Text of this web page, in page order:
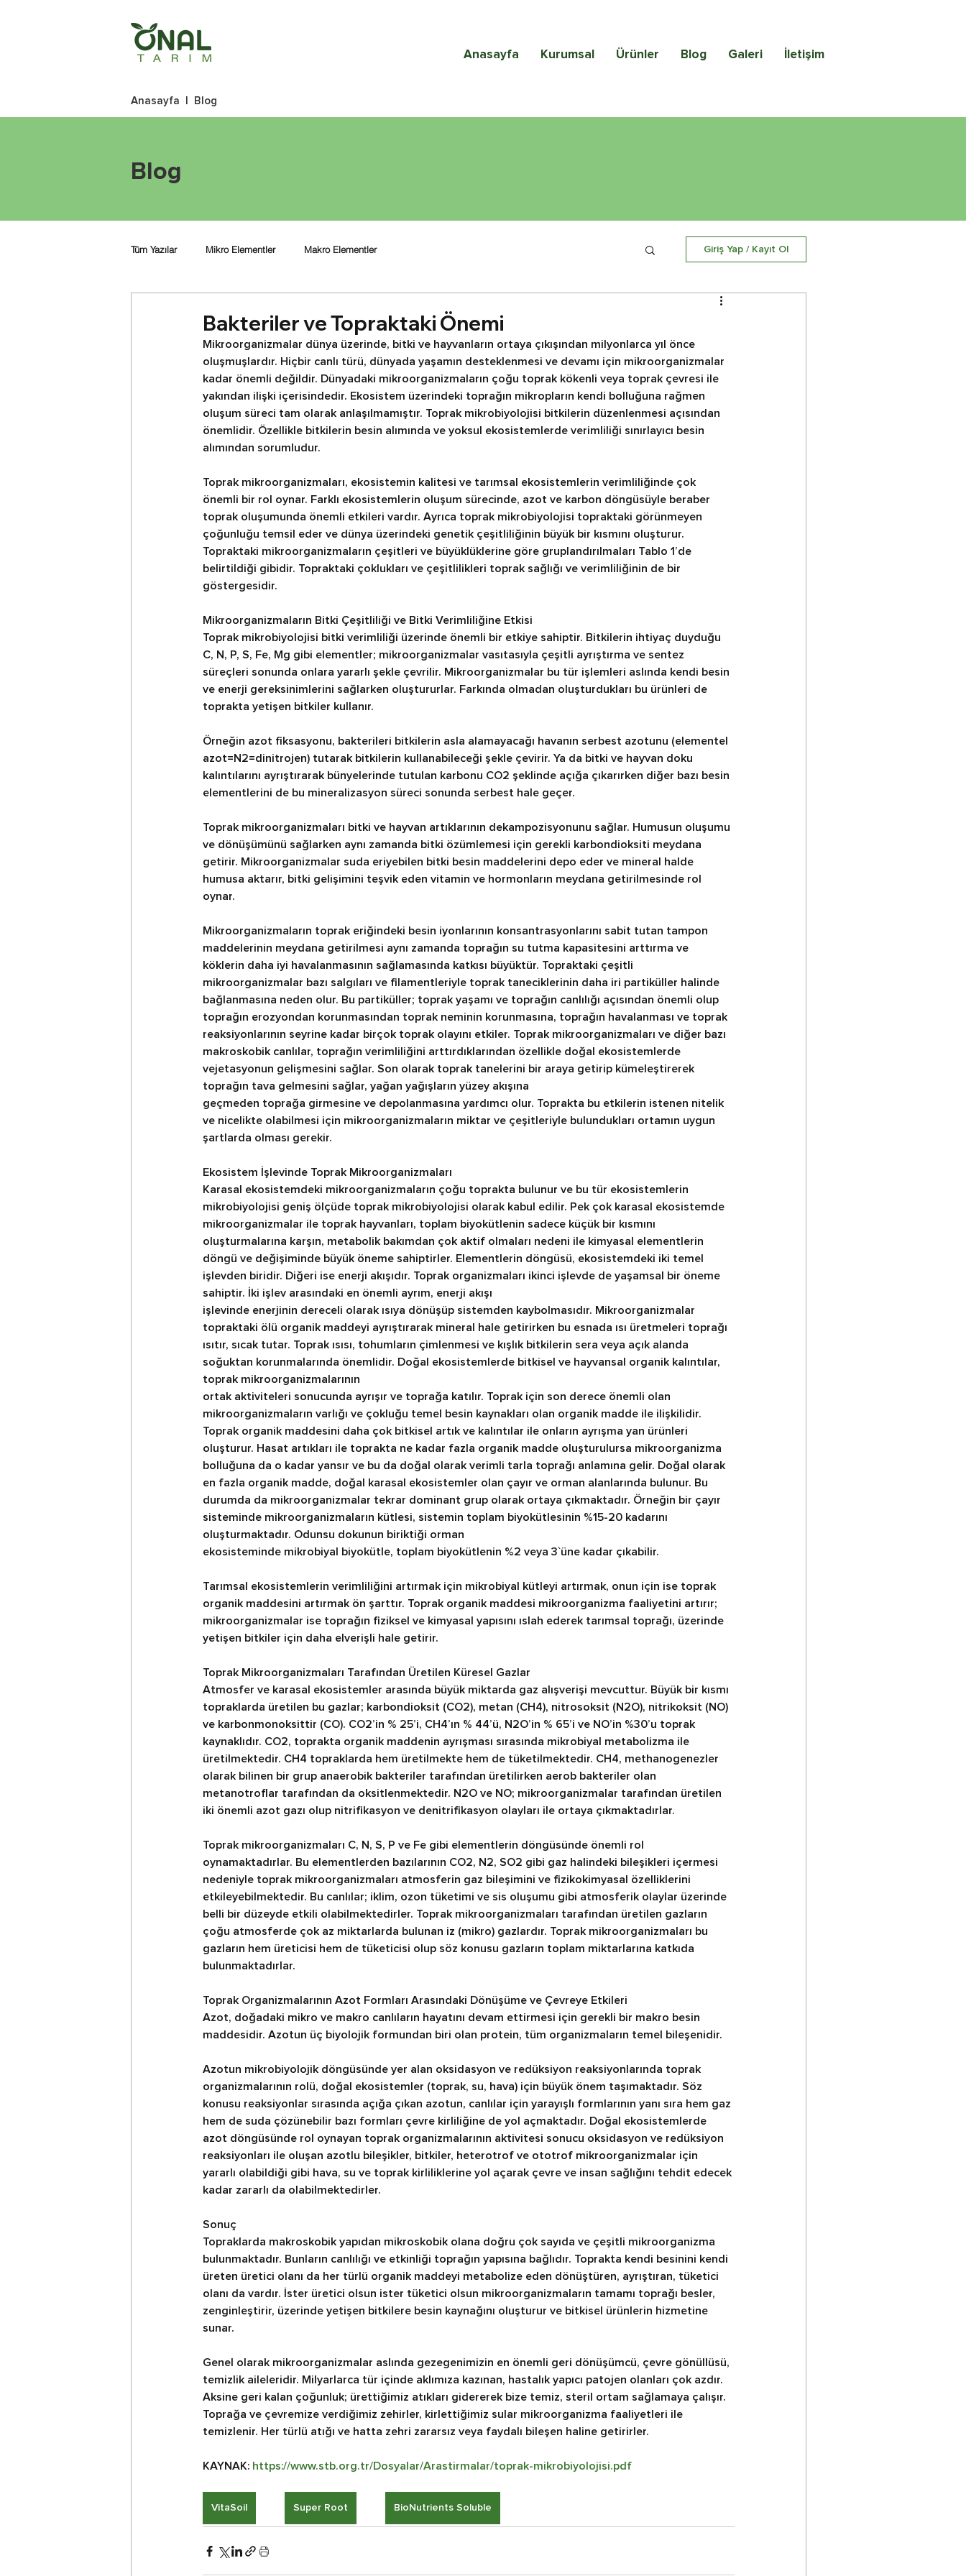
Anasayfa Kurumsal Ürünler Blog Galeri İletişim
Anasayfa Blog
Blog
Tüm Yazılar Mikro Elementler Makro Elementler Giriş Yap / Kayıt Ol
Bakteriler ve Topraktaki Önemi
Mikroorganizmalar dünya üzerinde, bitki ve hayvanların ortaya çıkışından milyonlarca yıl önce
oluşmuşlardır. Hiçbir canlı türü, dünyada yaşamın desteklenmesi ve devamı için mikroorganizmalar
kadar önemli değildir. Dünyadaki mikroorganizmaların çoğu toprak kökenli veya toprak çevresi ile
yakından ilişki içerisindedir. Ekosistem üzerindeki toprağın mikropların kendi bolluğuna rağmen
oluşum süreci tam olarak anlaşılmamıştır. Toprak mikrobiyolojisi bitkilerin düzenlenmesi açısından
önemlidir. Özellikle bitkilerin besin alımında ve yoksul ekosistemlerde verimliliği sınırlayıcı besin
alımından sorumludur.
Toprak mikroorganizmaları, ekosistemin kalitesi ve tarımsal ekosistemlerin verimliliğinde çok
önemli bir rol oynar. Farklı ekosistemlerin oluşum sürecinde, azot ve karbon döngüsüyle beraber
toprak oluşumunda önemli etkileri vardır. Ayrıca toprak mikrobiyolojisi topraktaki görünmeyen
çoğunluğu temsil eder ve dünya üzerindeki genetik çeşitliliğinin büyük bir kısmını oluşturur.
Topraktaki mikroorganizmaların çeşitleri ve büyüklüklerine göre gruplandırılmaları Tablo 1’de
belirtildiği gibidir. Topraktaki çoklukları ve çeşitlilikleri toprak sağlığı ve verimliliğinin de bir
göstergesidir.
Mikroorganizmaların Bitki Çeşitliliği ve Bitki Verimliliğine Etkisi
Toprak mikrobiyolojisi bitki verimliliği üzerinde önemli bir etkiye sahiptir. Bitkilerin ihtiyaç duyduğu
C, N, P, S, Fe, Mg gibi elementler; mikroorganizmalar vasıtasıyla çeşitli ayrıştırma ve sentez
süreçleri sonunda onlara yararlı şekle çevrilir. Mikroorganizmalar bu tür işlemleri aslında kendi besin
ve enerji gereksinimlerini sağlarken oluştururlar. Farkında olmadan oluşturdukları bu ürünleri de
toprakta yetişen bitkiler kullanır.
Örneğin azot fiksasyonu, bakterileri bitkilerin asla alamayacağı havanın serbest azotunu (elementel
azot=N2=dinitrojen) tutarak bitkilerin kullanabileceği şekle çevirir. Ya da bitki ve hayvan doku
kalıntılarını ayrıştırarak bünyelerinde tutulan karbonu CO2 şeklinde açığa çıkarırken diğer bazı besin
elementlerini de bu mineralizasyon süreci sonunda serbest hale geçer.
Toprak mikroorganizmaları bitki ve hayvan artıklarının dekampozisyonunu sağlar. Humusun oluşumu
ve dönüşümünü sağlarken aynı zamanda bitki özümlemesi için gerekli karbondioksiti meydana
getirir. Mikroorganizmalar suda eriyebilen bitki besin maddelerini depo eder ve mineral halde
humusa aktarır, bitki gelişimini teşvik eden vitamin ve hormonların meydana getirilmesinde rol
oynar.
Mikroorganizmaların toprak eriğindeki besin iyonlarının konsantrasyonlarını sabit tutan tampon
maddelerinin meydana getirilmesi aynı zamanda toprağın su tutma kapasitesini arttırma ve
köklerin daha iyi havalanmasının sağlamasında katkısı büyüktür. Topraktaki çeşitli
mikroorganizmalar bazı salgıları ve filamentleriyle toprak taneciklerinin daha iri partiküller halinde
bağlanmasına neden olur. Bu partiküller; toprak yaşamı ve toprağın canlılığı açısından önemli olup
toprağın erozyondan korunmasından toprak neminin korunmasına, toprağın havalanması ve toprak
reaksiyonlarının seyrine kadar birçok toprak olayını etkiler. Toprak mikroorganizmaları ve diğer bazı
makroskobik canlılar, toprağın verimliliğini arttırdıklarından özellikle doğal ekosistemlerde
vejetasyonun gelişmesini sağlar. Son olarak toprak tanelerini bir araya getirip kümeleştirerek
toprağın tava gelmesini sağlar, yağan yağışların yüzey akışına
geçmeden toprağa girmesine ve depolanmasına yardımcı olur. Toprakta bu etkilerin istenen nitelik
ve nicelikte olabilmesi için mikroorganizmaların miktar ve çeşitleriyle bulundukları ortamın uygun
şartlarda olması gerekir.
Ekosistem İşlevinde Toprak Mikroorganizmaları
Karasal ekosistemdeki mikroorganizmaların çoğu toprakta bulunur ve bu tür ekosistemlerin
mikrobiyolojisi geniş ölçüde toprak mikrobiyolojisi olarak kabul edilir. Pek çok karasal ekosistemde
mikroorganizmalar ile toprak hayvanları, toplam biyokütlenin sadece küçük bir kısmını
oluşturmalarına karşın, metabolik bakımdan çok aktif olmaları nedeni ile kimyasal elementlerin
döngü ve değişiminde büyük öneme sahiptirler. Elementlerin döngüsü, ekosistemdeki iki temel
işlevden biridir. Diğeri ise enerji akışıdır. Toprak organizmaları ikinci işlevde de yaşamsal bir öneme
sahiptir. İki işlev arasındaki en önemli ayrım, enerji akışı
işlevinde enerjinin dereceli olarak ısıya dönüşüp sistemden kaybolmasıdır. Mikroorganizmalar
topraktaki ölü organik maddeyi ayrıştırarak mineral hale getirirken bu esnada ısı üretmeleri toprağı
ısıtır, sıcak tutar. Toprak ısısı, tohumların çimlenmesi ve kışlık bitkilerin sera veya açık alanda
soğuktan korunmalarında önemlidir. Doğal ekosistemlerde bitkisel ve hayvansal organik kalıntılar,
toprak mikroorganizmalarının
ortak aktiviteleri sonucunda ayrışır ve toprağa katılır. Toprak için son derece önemli olan
mikroorganizmaların varlığı ve çokluğu temel besin kaynakları olan organik madde ile ilişkilidir.
Toprak organik maddesini daha çok bitkisel artık ve kalıntılar ile onların ayrışma yan ürünleri
oluşturur. Hasat artıkları ile toprakta ne kadar fazla organik madde oluşturulursa mikroorganizma
bolluğuna da o kadar yansır ve bu da doğal olarak verimli tarla toprağı anlamına gelir. Doğal olarak
en fazla organik madde, doğal karasal ekosistemler olan çayır ve orman alanlarında bulunur. Bu
durumda da mikroorganizmalar tekrar dominant grup olarak ortaya çıkmaktadır. Örneğin bir çayır
sisteminde mikroorganizmaların kütlesi, sistemin toplam biyokütlesinin %15-20 kadarını
oluşturmaktadır. Odunsu dokunun biriktiği orman
ekosisteminde mikrobiyal biyokütle, toplam biyokütlenin %2 veya 3`üne kadar çıkabilir.
Tarımsal ekosistemlerin verimliliğini artırmak için mikrobiyal kütleyi artırmak, onun için ise toprak
organik maddesini artırmak ön şarttır. Toprak organik maddesi mikroorganizma faaliyetini artırır;
mikroorganizmalar ise toprağın fiziksel ve kimyasal yapısını ıslah ederek tarımsal toprağı, üzerinde
yetişen bitkiler için daha elverişli hale getirir.
Toprak Mikroorganizmaları Tarafından Üretilen Küresel Gazlar
Atmosfer ve karasal ekosistemler arasında büyük miktarda gaz alışverişi mevcuttur. Büyük bir kısmı
topraklarda üretilen bu gazlar; karbondioksit (CO2), metan (CH4), nitrosoksit (N2O), nitrikoksit (NO)
ve karbonmonoksittir (CO). CO2’in % 25’i, CH4’ın % 44’ü, N2O’in % 65’i ve NO’in %30’u toprak
kaynaklıdır. CO2, toprakta organik maddenin ayrışması sırasında mikrobiyal metabolizma ile
üretilmektedir. CH4 topraklarda hem üretilmekte hem de tüketilmektedir. CH4, methanogenezler
olarak bilinen bir grup anaerobik bakteriler tarafından üretilirken aerob bakteriler olan
metanotroflar tarafından da oksitlenmektedir. N2O ve NO; mikroorganizmalar tarafından üretilen
iki önemli azot gazı olup nitrifikasyon ve denitrifikasyon olayları ile ortaya çıkmaktadırlar.
Toprak mikroorganizmaları C, N, S, P ve Fe gibi elementlerin döngüsünde önemli rol
oynamaktadırlar. Bu elementlerden bazılarının CO2, N2, SO2 gibi gaz halindeki bileşikleri içermesi
nedeniyle toprak mikroorganizmaları atmosferin gaz bileşimini ve fizikokimyasal özelliklerini
etkileyebilmektedir. Bu canlılar; iklim, ozon tüketimi ve sis oluşumu gibi atmosferik olaylar üzerinde
belli bir düzeyde etkili olabilmektedirler. Toprak mikroorganizmaları tarafından üretilen gazların
çoğu atmosferde çok az miktarlarda bulunan iz (mikro) gazlardır. Toprak mikroorganizmaları bu
gazların hem üreticisi hem de tüketicisi olup söz konusu gazların toplam miktarlarına katkıda
bulunmaktadırlar.
Toprak Organizmalarının Azot Formları Arasındaki Dönüşüme ve Çevreye Etkileri
Azot, doğadaki mikro ve makro canlıların hayatını devam ettirmesi için gerekli bir makro besin
maddesidir. Azotun üç biyolojik formundan biri olan protein, tüm organizmaların temel bileşenidir.
Azotun mikrobiyolojik döngüsünde yer alan oksidasyon ve redüksiyon reaksiyonlarında toprak
organizmalarının rolü, doğal ekosistemler (toprak, su, hava) için büyük önem taşımaktadır. Söz
konusu reaksiyonlar sırasında açığa çıkan azotun, canlılar için yarayışlı formlarının yanı sıra hem gaz
hem de suda çözünebilir bazı formları çevre kirliliğine de yol açmaktadır. Doğal ekosistemlerde
azot döngüsünde rol oynayan toprak organizmalarının aktivitesi sonucu oksidasyon ve redüksiyon
reaksiyonları ile oluşan azotlu bileşikler, bitkiler, heterotrof ve ototrof mikroorganizmalar için
yararlı olabildiği gibi hava, su ve toprak kirliliklerine yol açarak çevre ve insan sağlığını tehdit edecek
kadar zararlı da olabilmektedirler.
Sonuç
Topraklarda makroskobik yapıdan mikroskobik olana doğru çok sayıda ve çeşitli mikroorganizma
bulunmaktadır. Bunların canlılığı ve etkinliği toprağın yapısına bağlıdır. Toprakta kendi besinini kendi
üreten üretici olanı da her türlü organik maddeyi metabolize eden dönüştüren, ayrıştıran, tüketici
olanı da vardır. İster üretici olsun ister tüketici olsun mikroorganizmaların tamamı toprağı besler,
zenginleştirir, üzerinde yetişen bitkilere besin kaynağını oluşturur ve bitkisel ürünlerin hizmetine
sunar.
Genel olarak mikroorganizmalar aslında gezegenimizin en önemli geri dönüşümcü, çevre gönüllüsü,
temizlik aileleridir. Milyarlarca tür içinde aklımıza kazınan, hastalık yapıcı patojen olanları çok azdır.
Aksine geri kalan çoğunluk; ürettiğimiz atıkları gidererek bize temiz, steril ortam sağlamaya çalışır.
Toprağa ve çevremize verdiğimiz zehirler, kirlettiğimiz sular mikroorganizma faaliyetleri ile
temizlenir. Her türlü atığı ve hatta zehri zararsız veya faydalı bileşen haline getirirler.
KAYNAK: https://www.stb.org.tr/Dosyalar/Arastirmalar/toprak-mikrobiyolojisi.pdf
VitaSoil Super Root BioNutrients Soluble